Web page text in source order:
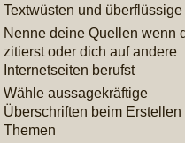
Textwüsten und
Nenne deine Quellen wenn
zitierst oder dich auf andere
Internetseiten berufst
Wähle aussagekräftige
Überschriften beim Erstellen
Themen